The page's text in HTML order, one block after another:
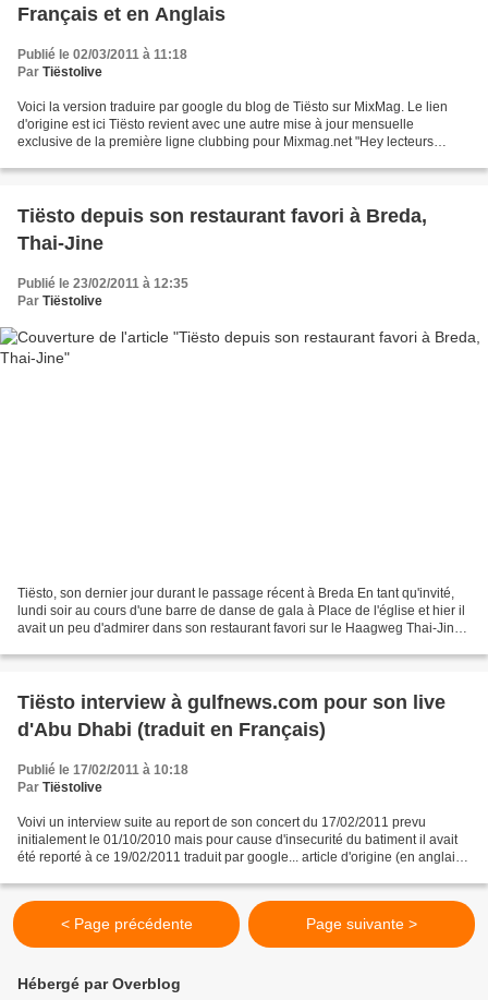
Français et en Anglais
Publié le 02/03/2011 à 11:18
Par Tiëstolive
Voici la version traduire par google du blog de Tiësto sur MixMag. Le lien
d'origine est ici Tiësto revient avec une autre mise à jour mensuelle
exclusive de la première ligne clubbing pour Mixmag.net "Hey lecteurs
Tiësto depuis son restaurant favori à Breda,
Thai-Jine
Publié le 23/02/2011 à 12:35
Par Tiëstolive
Tiësto, son dernier jour durant le passage récent à Breda En tant qu'invité,
lundi soir au cours d'une barre de danse de gala à Place de l'église et hier il
avait un peu d'admirer dans son restaurant favori sur le Haagweg Thai-Jine,
Tiësto interview à gulfnews.com pour son live
d'Abu Dhabi (traduit en Français)
Publié le 17/02/2011 à 10:18
Par Tiëstolive
Voivi un interview suite au report de son concert du 17/02/2011 prevu
initialement le 01/10/2010 mais pour cause d'insecurité du batiment il avait
été reporté à ce 19/02/2011 traduit par google... article d'origine (en anglais)
< Page précédente Page suivante >
Hébergé par Overblog